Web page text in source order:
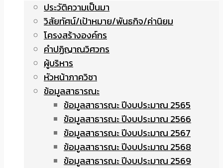
ประวัติความเป็นมา
วิสัยทัศน์/เป้าหมาย/พันธกิจ/ค่านิยม
โครงสร้างองค์กร
คำปฏิญาณวิศวกร
ผู้บริหาร
หัวหน้าภาควิชา
ข้อมูลสาธารณะ
ข้อมูลสาธารณะ ปีงบประมาณ 2565
ข้อมูลสาธารณะ ปีงบประมาณ 2566
ข้อมูลสาธารณะ ปีงบประมาณ 2567
ข้อมูลสาธารณะ ปีงบประมาณ 2568
ข้อมูลสาธารณะ ปีงบประมาณ 2569